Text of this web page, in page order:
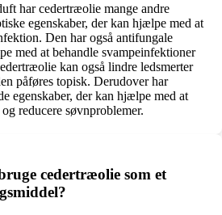
har cedertræolie mange andre
egenskaber, der kan hjælpe med at
Den har også antifungale
med at behandle svampeinfektioner
kan også lindre ledsmerter
påføres topisk. Derudover har
egenskaber, der kan hjælpe med at
reducere søvnproblemer.
cedertræolie som et